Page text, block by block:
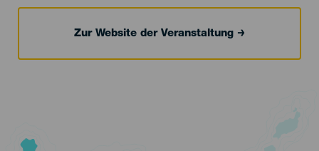
Zur Website der Veranstaltung